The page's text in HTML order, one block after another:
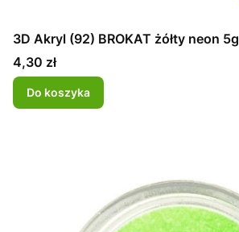
3D Akryl (92) BROKAT żółty neon 5g
Cena
4,30 zł
Do koszyka